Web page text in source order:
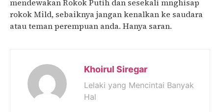
mendewakan Rokok Putih dan sesekali mnghisap
rokok Mild, sebaiknya jangan kenalkan ke saudara
atau teman perempuan anda. Hanya saran.
Khoirul Siregar
Lelaki yang Mencintai Banyak
Hal